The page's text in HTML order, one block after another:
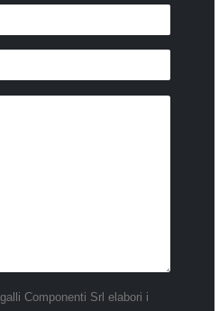
Componenti Srl elabori i